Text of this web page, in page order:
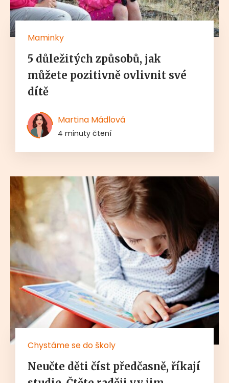
Maminky
5 důležitých způsobů, jak
můžete pozitivně ovlivnit své
dítě
Martina Mádlová
4 minuty čtení
Chystáme se do školy
Neučte děti číst předčasně, říkají